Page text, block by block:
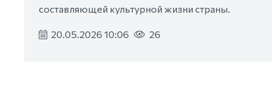
составляющей культурной жизни страны.
20.05.2026 10:06 26